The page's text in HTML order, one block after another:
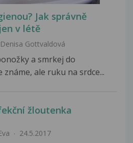
Jak správně
v létě
Gottvaldová
a smrkej do
známe, ale ruku na srdce...
žloutenka
24.5.2017